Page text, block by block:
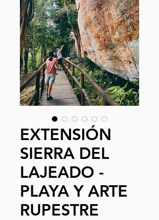
EXTENSIÓN
SIERRA DEL
LAJEADO -
PLAYA Y ARTE
RUPESTRE